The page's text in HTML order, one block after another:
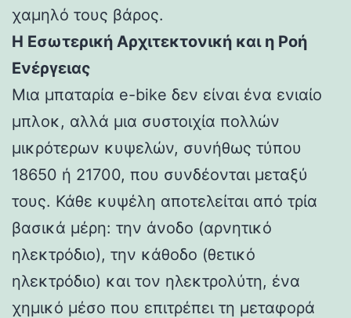
χαμηλό τους βάρος.
Η Εσωτερική Αρχιτεκτονική και η Ροή
Ενέργειας
Μια μπαταρία e-bike δεν είναι ένα ενιαίο
μπλοκ, αλλά μια συστοιχία πολλών
μικρότερων κυψελών, συνήθως τύπου
18650 ή 21700, που συνδέονται μεταξύ
τους. Κάθε κυψέλη αποτελείται από τρία
βασικά μέρη: την άνοδο (αρνητικό
ηλεκτρόδιο), την κάθοδο (θετικό
ηλεκτρόδιο) και τον ηλεκτρολύτη, ένα
χημικό μέσο που επιτρέπει τη μεταφορά